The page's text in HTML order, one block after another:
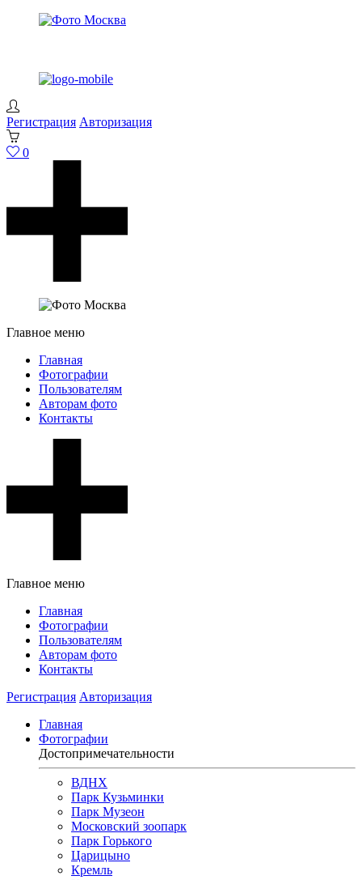
Регистрация Авторизация
0
Главное меню
Главная
Фотографии
Пользователям
Авторам фото
Контакты
Главное меню
Главная
Фотографии
Пользователям
Авторам фото
Контакты
Регистрация Авторизация
Главная
Фотографии
Достопримечательности
ВДНХ
Парк Кузьминки
Парк Музеон
Московский зоопарк
Парк Горького
Царицыно
Кремль